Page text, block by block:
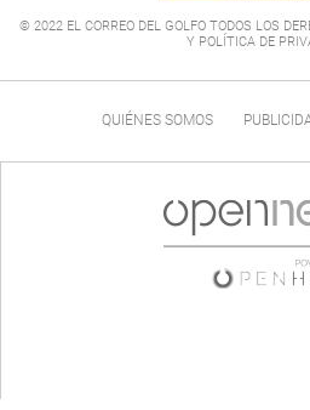
© 2022 EL CORREO DEL GOLFO TODOS LOS
Y POLÍTICA DE
QUIÉNES SOMOS